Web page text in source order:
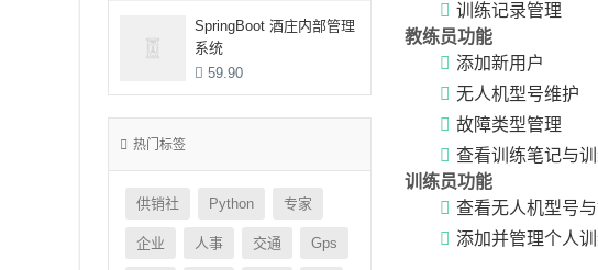
训练记录管理
教练员功能
添加新用户
无人机型号维护
故障类型管理
查看训练笔记与
训练员功能
查看无人机型号
添加并管理个人
SpringBoot 酒庄内部管理
系统
59.90
热门标签
供销社 Python 专家
企业 人事 交通 Gps